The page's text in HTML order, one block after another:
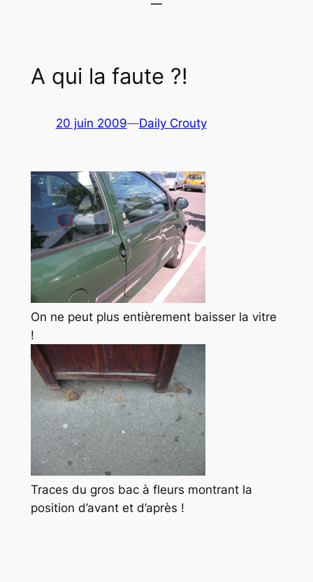
A qui la faute ?!
20 juin 2009—Daily Crouty
On ne peut plus entièrement baisser la vitre
!
Traces du gros bac à fleurs montrant la
position d’avant et d’après !